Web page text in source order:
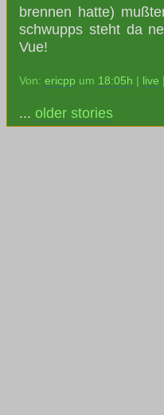
brennen hatte)
schwupps steht da
Vue!
Von: ericpp um 18:05h live
... older stories